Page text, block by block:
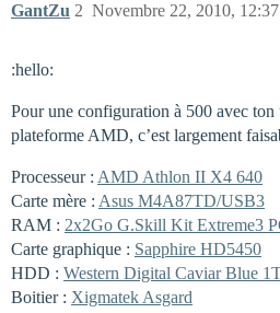
GantZu Novembre 22, 2010, 12:37
2
:hello:
Pour une configuration à 500 avec
plateforme AMD, c’est largement
Processeur : AMD Athlon II X4 640
Carte mère : Asus M4A87TD/USB3
RAM : 2x2Go G.Skill Kit Extreme3
Carte graphique : Sapphire HD5450
HDD : Western Digital Caviar Blue
Boitier : Xigmatek Asgard